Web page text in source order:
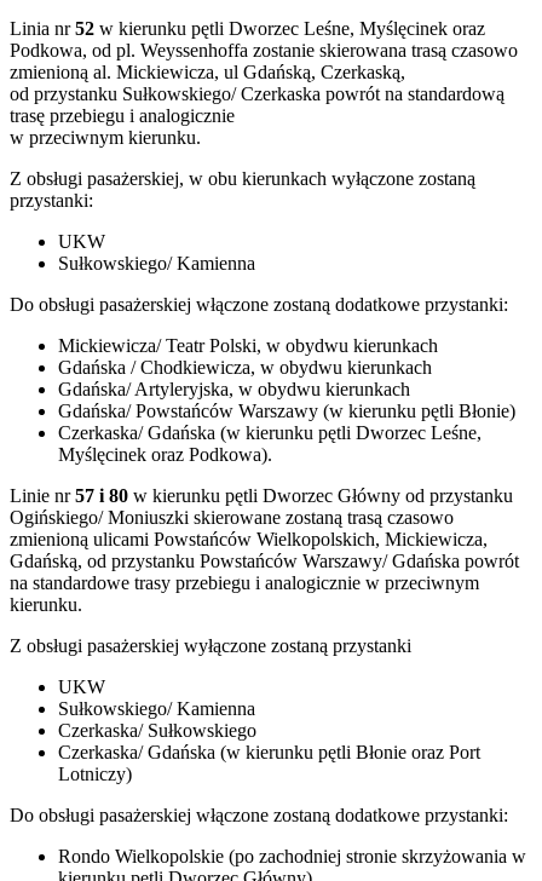
Linia nr52 w kierunku pętli Dworzec Leśne, Myślęcinek oraz
Podkowa, od pl. Weyssenhoffa zostanie skierowana trasą czasowo
zmienioną al. Mickiewicza, ul Gdańską, Czerkaską,
od przystanku Sułkowskiego/ Czerkaska powrót na standardową
trasę przebiegu i analogicznie
w przeciwnym kierunku.
Z obsługi pasażerskiej, w obu kierunkach wyłączone zostaną
przystanki:
UKW
Sułkowskiego/ Kamienna
Do obsługi pasażerskiej włączone zostaną dodatkowe przystanki:
Mickiewicza/ Teatr Polski, w obydwu kierunkach
Gdańska / Chodkiewicza, w obydwu kierunkach
Gdańska/ Artyleryjska, w obydwu kierunkach
Gdańska/ Powstańców Warszawy (w kierunku pętli Błonie)
Czerkaska/ Gdańska (w kierunku pętli Dworzec Leśne,
Myślęcinek oraz Podkowa).
Linie nr57 i 80 w kierunku pętli Dworzec Główny od przystanku
Ogińskiego/ Moniuszki skierowane zostaną trasą czasowo
zmienioną ulicami Powstańców Wielkopolskich, Mickiewicza,
Gdańską, od przystanku Powstańców Warszawy/ Gdańska powrót
na standardowe trasy przebiegu i analogicznie w przeciwnym
kierunku.
Z obsługi pasażerskiej wyłączone zostaną przystanki
UKW
Sułkowskiego/ Kamienna
Czerkaska/ Sułkowskiego
Czerkaska/ Gdańska (w kierunku pętli Błonie oraz Port
Lotniczy)
Do obsługi pasażerskiej włączone zostaną dodatkowe przystanki:
Rondo Wielkopolskie (po zachodniej stronie skrzyżowania w